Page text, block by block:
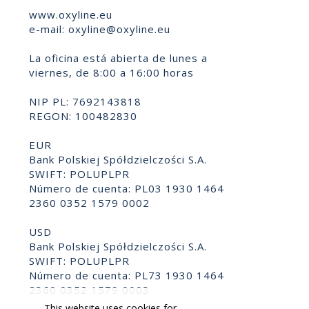
www.oxyline.eu
e-mail: oxyline@oxyline.eu
La oficina está abierta de lunes a
viernes, de 8:00 a 16:00 horas
NIP PL: 7692143818
REGON: 100482830
EUR
Bank Polskiej Spółdzielczości S.A.
SWIFT: POLUPLPR
Número de cuenta: PL03 1930 1464
2360 0352 1579 0002
USD
Bank Polskiej Spółdzielczości S.A.
SWIFT: POLUPLPR
Número de cuenta: PL73 1930 1464
2360 0352 1579 0003